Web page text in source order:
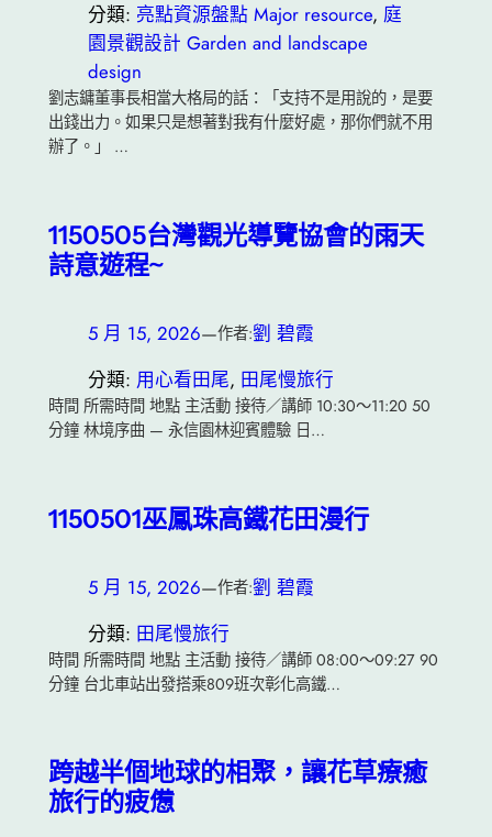
分類: 亮點資源盤點 Major resource, 庭
園景觀設計 Garden and landscape
design
劉志鏞董事長相當大格局的話：「支持不是用說的，是要
出錢出力。如果只是想著對我有什麼好處，那你們就不用
辦了。」 …
1150505台灣觀光導覽協會的雨天
詩意遊程~
5 月 15, 2026—作者:劉 碧霞
分類: 用心看田尾, 田尾慢旅行
時間 所需時間 地點 主活動 接待／講師 10:30～11:20 50
分鐘 林境序曲 — 永信園林迎賓體驗 日…
1150501巫鳳珠高鐵花田漫行
5 月 15, 2026—作者:劉 碧霞
分類: 田尾慢旅行
時間 所需時間 地點 主活動 接待／講師 08:00～09:27 90
分鐘 台北車站出發搭乘809班次彰化高鐵…
跨越半個地球的相聚，讓花草療癒
旅行的疲憊